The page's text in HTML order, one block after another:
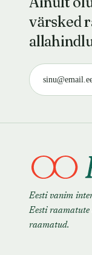
värsked
Eesti vanim
Eesti
raamatud.